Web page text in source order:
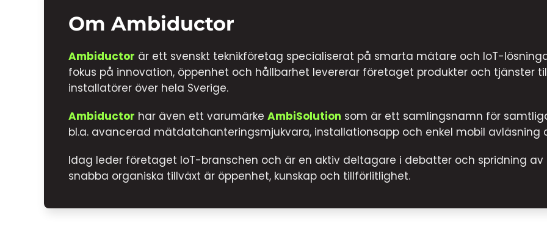
Om Ambiductor
Ambiductor är ett svenskt teknikföretag specialiserat på smarta mätare och IoT-
fokus på innovation, öppenhet och hållbarhet levererar företaget produkter och tjänster
installatörer över hela Sverige.
Ambiductor har även ett varumärke AmbiSolution som är ett samlingsnamn för
bl.a. avancerad mätdatahanteringsmjukvara, installationsapp och enkel mobil avläsning
Idag leder företaget IoT-branschen och är en aktiv deltagare i debatter och spridning av
snabba organiska tillväxt är öppenhet, kunskap och tillförlitlighet.